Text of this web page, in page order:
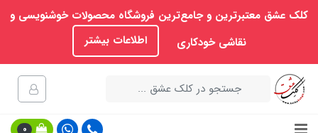
کلک عشق معتبرترین و جامع‌ترین فروشگاه محصولات خوشنویسی و
نقاشی خودکاری
اطلاعات بیشتر
0